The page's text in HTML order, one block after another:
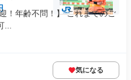
！年齢不問！】 これまでのご
気になる